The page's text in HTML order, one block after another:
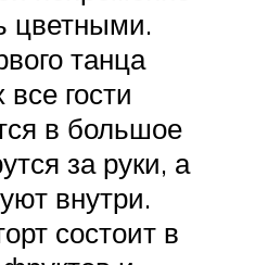
цветными.
танца
гости
в большое
за руки, а
внутри.
состоит в